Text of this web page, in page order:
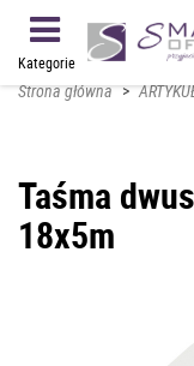
Kategorie
Strona główna >
Taśma
18x5m